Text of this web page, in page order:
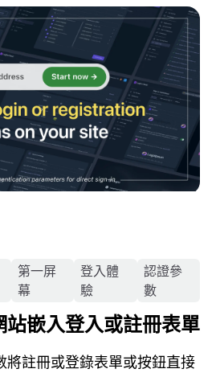
第一屏
幕
登入體
驗
認證參
數
站嵌入登入或註冊表單
註冊或登錄表單或按鈕直接
入或註冊表單